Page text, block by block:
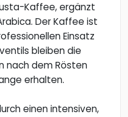
Kaffee, ergänzt
Der Kaffee ist
Einsatz
bleiben die
nach dem Rösten
erhalten.
einen intensiven,